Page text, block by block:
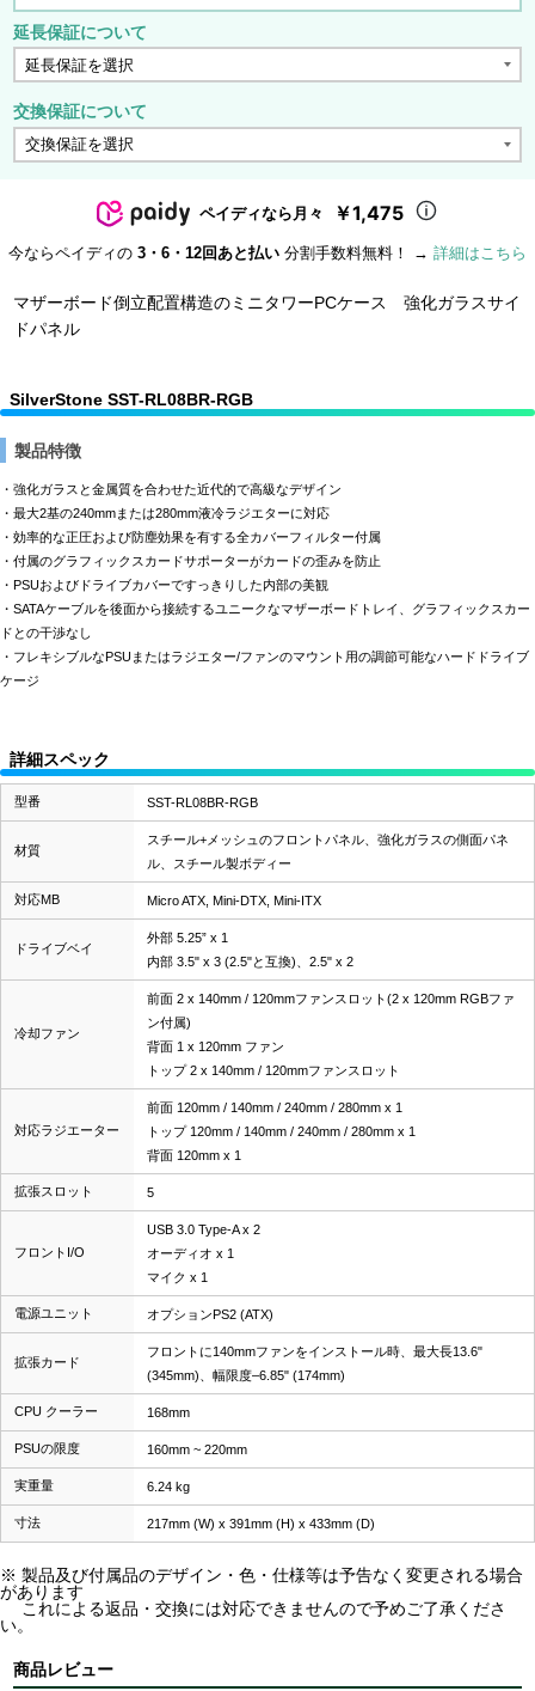
延長保証について
交換保証について
ペイディなら月々 ￥1,475
今ならペイディの 3・6・12回あと払い 分割手数料無料！ → 詳細はこちら
マザーボード倒立配置構造のミニタワーPCケース 強化ガラスサイ
ドパネル
SilverStone SST-RL08BR-RGB
製品特徴
・強化ガラスと金属質を合わせた近代的で高級なデザイン
・最大2基の240mmまたは280mm液冷ラジエターに対応
・効率的な正圧および防塵効果を有する全カバーフィルター付属
・付属のグラフィックスカードサポーターがカードの歪みを防止
・PSUおよびドライブカバーですっきりした内部の美観
・SATAケーブルを後面から接続するユニークなマザーボードトレイ、グラフィックスカー
ドとの干渉なし
・フレキシブルなPSUまたはラジエター/ファンのマウント用の調節可能なハードドライブ
ケージ
詳細スペック
型番 SST-RL08BR-RGB
材質
スチール+メッシュのフロントパネル、強化ガラスの側面パネ
ル、スチール製ボディー
対応MB Micro ATX, Mini-DTX, Mini-ITX
ドライブベイ
外部 5.25” x 1
内部 3.5" x 3 (2.5"と互換)、2.5" x 2
冷却ファン
前面 2 x 140mm / 120mmファンスロット(2 x 120mm RGBファ
ン付属)
背面 1 x 120mm ファン
トップ 2 x 140mm / 120mmファンスロット
対応ラジエーター
前面 120mm / 140mm / 240mm / 280mm x 1
トップ 120mm / 140mm / 240mm / 280mm x 1
背面 120mm x 1
拡張スロット 5
フロントI/O
USB 3.0 Type-A x 2
オーディオ x 1
マイク x 1
電源ユニット オプションPS2 (ATX)
拡張カード
フロントに140mmファンをインストール時、最大長13.6"
(345mm)、幅限度–6.85" (174mm)
CPU クーラー 168mm
PSUの限度 160mm ~ 220mm
実重量 6.24 kg
寸法 217mm (W) x 391mm (H) x 433mm (D)
※ 製品及び付属品のデザイン・色・仕様等は予告なく変更される場合
があります
これによる返品・交換には対応できませんので予めご了承くださ
い。
商品レビュー